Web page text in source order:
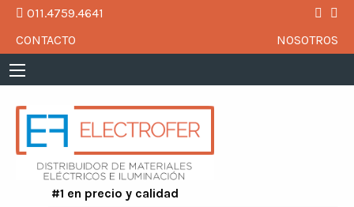
011.4759.4641
CONTACTO
NOSOTROS
#1 en precio y calidad